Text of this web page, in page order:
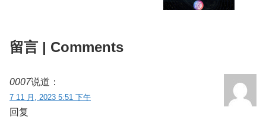
留言 | Comments
0007说道：
7 11 月, 2023 5:51 下午
回复